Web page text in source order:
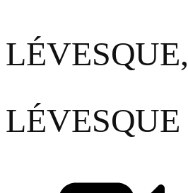
LÉVESQUE